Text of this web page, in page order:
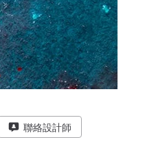
聯絡設計師